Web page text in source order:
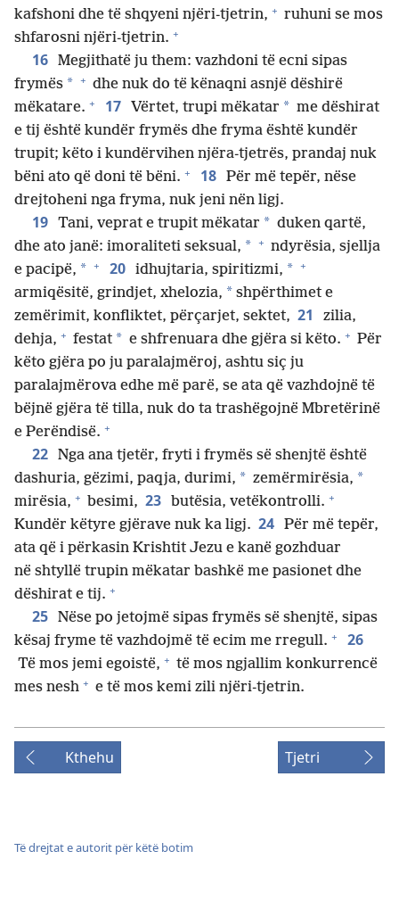
kafshoni dhe të shqyeni njëri-tjetrin, + ruhuni se mos
shfarosni njëri-tjetrin. +
16 Megjithatë ju them: vazhdoni të ecni sipas
frymës * + dhe nuk do të kënaqni asnjë dëshirë
mëkatare. + 17 Vërtet, trupi mëkatar * me dëshirat
e tij është kundër frymës dhe fryma është kundër
trupit; këto i kundërvihen njëra-tjetrës, prandaj nuk
bëni ato që doni të bëni. + 18 Për më tepër, nëse
drejtoheni nga fryma, nuk jeni nën ligj.
19 Tani, veprat e trupit mëkatar * duken qartë,
dhe ato janë: imoraliteti seksual, * + ndyrësia, sjellja
e pacipë, * + 20 idhujtaria, spiritizmi, * +
armiqësitë, grindjet, xhelozia, * shpërthimet e
zemërimit, konfliktet, përçarjet, sektet, 21
zilia,
dehja, + festat * e shfrenuara dhe gjëra si këto. + Për
këto gjëra po ju paralajmëroj, ashtu siç ju
paralajmërova edhe më parë, se ata që vazhdojnë të
bëjnë gjëra të tilla, nuk do ta trashëgojnë Mbretërinë
e Perëndisë. +
22 Nga ana tjetër, fryti i frymës së shenjtë është
dashuria, gëzimi, paqja, durimi, * zemërmirësia, *
mirësia, + besimi, 23 butësia, vetëkontrolli. +
Kundër këtyre gjërave nuk ka ligj. 24 Për më tepër,
ata që i përkasin Krishtit Jezu e kanë gozhduar
në shtyllë trupin mëkatar bashkë me pasionet dhe
dëshirat e tij. +
25 Nëse po jetojmë sipas frymës së shenjtë, sipas
kësaj fryme të vazhdojmë të ecim me rregull. + 26
Të mos jemi egoistë, + të mos ngjallim konkurrencë
mes nesh + e të mos kemi zili njëri-tjetrin.
Kthehu Tjetri
Të drejtat e autorit për këtë botim